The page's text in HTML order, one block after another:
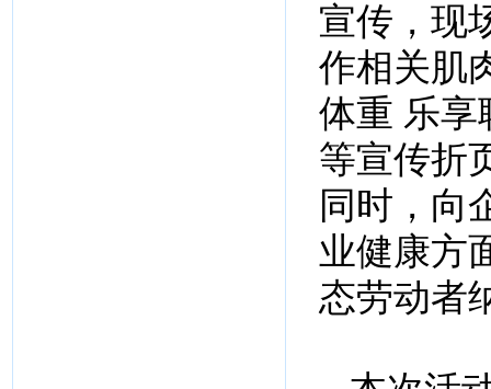
宣传，现
作相关肌
体重 乐享
等宣传折
同时，向
业健康方
态劳动者